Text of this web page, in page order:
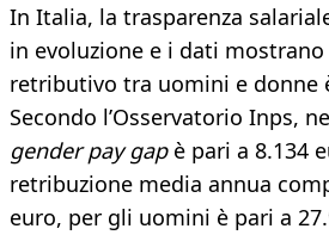
In Italia, la trasparenza
in evoluzione e i dati
retributivo tra uomini e donne
Secondo l’Osservatorio Inps,
gender pay gapè pari a 8.134
retribuzione media annua
euro, per gli uomini è pari a